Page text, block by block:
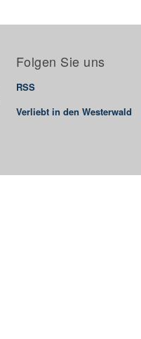
Folgen Sie uns
RSS
Verliebt in den Westerwald